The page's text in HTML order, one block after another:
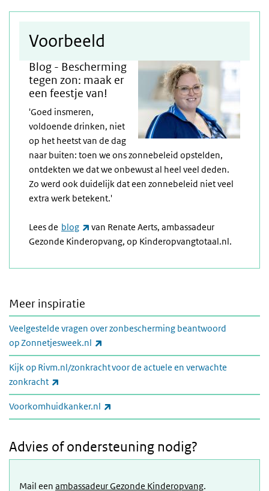
Voorbeeld
Blog - Bescherming
tegen zon: maak er
een feestje van!
'Goed insmeren,
voldoende drinken, niet
op het heetst van de dag
naar buiten: toen we ons zonnebeleid opstelden,
ontdekten we dat we onbewust al heel veel deden.
Zo werd ook duidelijk dat een zonnebeleid niet veel
extra werk betekent.'
Lees de blog (link is external)
van Renate Aerts, ambassadeur
Gezonde Kinderopvang, op Kinderopvangtotaal.nl.
Meer inspiratie
Veelgestelde vragen over zonbescherming beantwoord
op Zonnetjesweek.nl
Kijk op Rivm.nl/zonkracht voor de actuele en verwachte
zonkracht
Voorkomhuidkanker.nl
Advies of ondersteuning nodig?
Mail een ambassadeur Gezonde Kinderopvang.